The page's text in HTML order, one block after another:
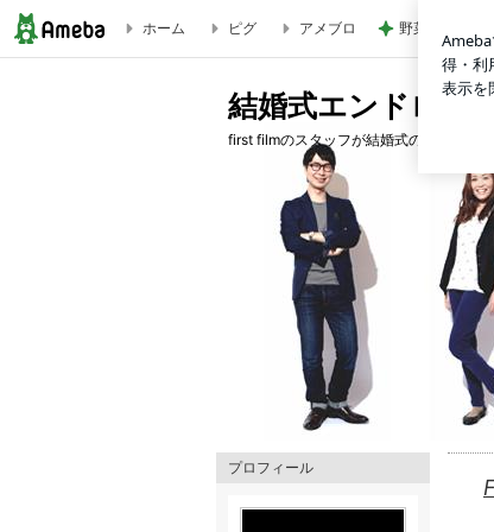
結婚式エンドロール・ムービー制作 first filmのブログ
ホーム ピグ アメブロ 野菜たっぷり
結婚式エンドロー
first filmのスタッフが結婚式のエンドロ
プロフィール